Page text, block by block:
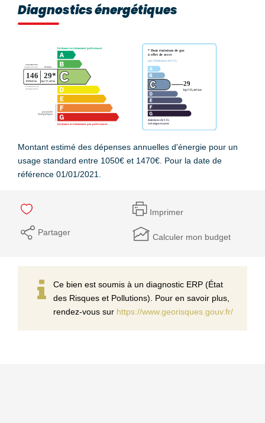
Diagnostics énergétiques
Montant estimé des dépenses annuelles d'énergie pour un
usage standard entre 1050€ et 1470€. Pour la date de
référence 01/01/2021.
Imprimer
Partager Calculer mon budget
Ce bien est soumis à un diagnostic ERP (État
des Risques et Pollutions). Pour en savoir plus,
rendez-vous sur https://www.georisques.gouv.fr/